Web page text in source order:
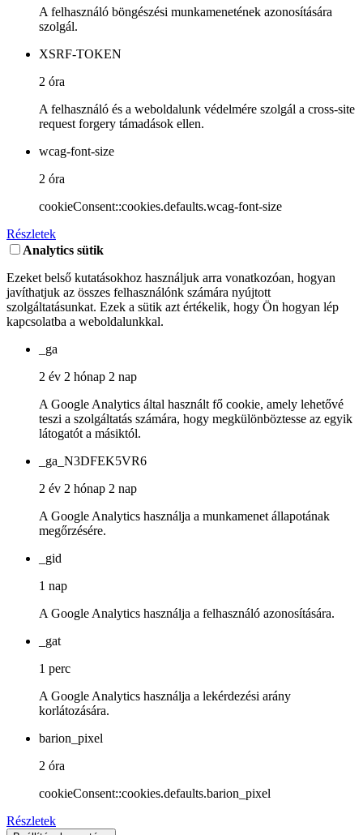
A felhasználó böngészési munkamenetének azonosítására
szolgál.
XSRF-TOKEN
2 óra
A felhasználó és a weboldalunk védelmére szolgál a cross-site
request forgery támadások ellen.
wcag-font-size
2 óra
cookieConsent::cookies.defaults.wcag-font-size
Részletek
Analytics sütik
Ezeket belső kutatásokhoz használjuk arra vonatkozóan, hogyan
javíthatjuk az összes felhasználónk számára nyújtott
szolgáltatásunkat. Ezek a sütik azt értékelik, hogy Ön hogyan lép
kapcsolatba a weboldalunkkal.
_ga
2 év 2 hónap 2 nap
A Google Analytics által használt fő cookie, amely lehetővé
teszi a szolgáltatás számára, hogy megkülönböztesse az egyik
látogatót a másiktól.
_ga_N3DFEK5VR6
2 év 2 hónap 2 nap
A Google Analytics használja a munkamenet állapotának
megőrzésére.
_gid
1 nap
A Google Analytics használja a felhasználó azonosítására.
_gat
1 perc
A Google Analytics használja a lekérdezési arány
korlátozására.
barion_pixel
2 óra
cookieConsent::cookies.defaults.barion_pixel
Részletek